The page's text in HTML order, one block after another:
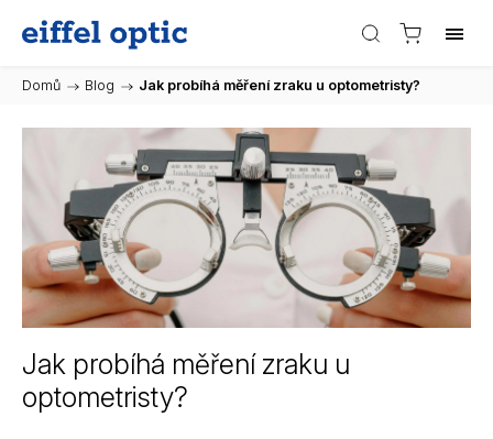
Domů / Blog / Jak probíhá měření zraku u optometristy?
Jak probíhá měření zraku u
optometristy?